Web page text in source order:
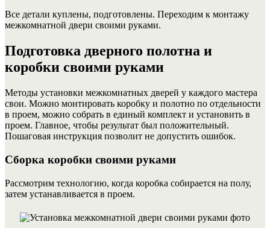
Все детали куплены, подготовлены. Переходим к монтажу
межкомнатной двери своими руками.
Подготовка дверного полотна и
коробки своими руками
Методы установки межкомнатных дверей у каждого мастера
свои. Можно монтировать коробку и полотно по отдельности
в проем, можно собрать в единый комплект и установить в
проем. Главное, чтобы результат был положительный.
Пошаговая инструкция позволит не допустить ошибок.
Сборка коробки своими руками
Рассмотрим технологию, когда коробка собирается на полу,
затем устанавливается в проем.